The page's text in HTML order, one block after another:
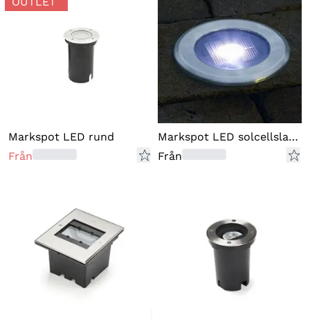
Markspot LED rund
Från
Markspot LED solcellslampa
Från